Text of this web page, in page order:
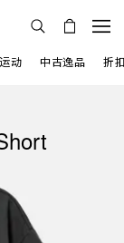
运动 中古逸品 折